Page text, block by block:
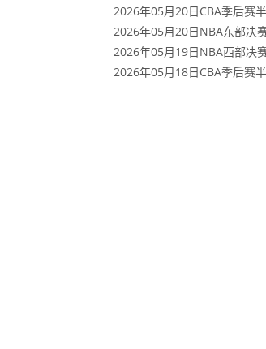
2026年05月20日CBA季后赛
2026年05月20日NBA东部决
2026年05月19日NBA西部决
2026年05月18日CBA季后赛